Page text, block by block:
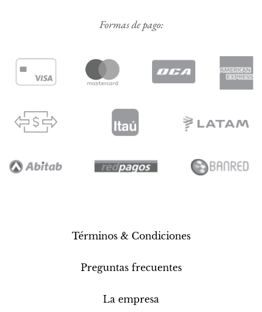
Formas de pago:
Términos & Condiciones
Preguntas frecuentes
La empresa